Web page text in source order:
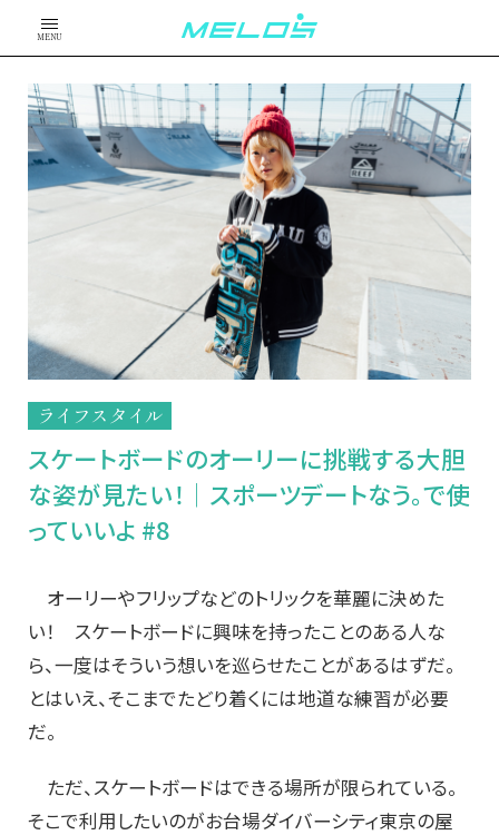
MENU
ライフスタイル
スケートボードのオーリーに挑戦する大胆
な姿が見たい！│スポーツデートなう。で使
っていいよ #8
オーリーやフリップなどのトリックを華麗に決めた
い！ スケートボードに興味を持ったことのある人な
ら、一度はそういう想いを巡らせたことがあるはずだ。
とはいえ、そこまでたどり着くには地道な練習が必要
だ。
ただ、スケートボードはできる場所が限られている。
そこで利用したいのがお台場ダイバーシティ東京の屋